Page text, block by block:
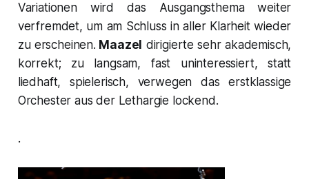
Variationen wird das Ausgangsthema weiter
verfremdet, um am Schluss in aller Klarheit wieder
zu erscheinen. Maazel dirigierte sehr akademisch,
korrekt; zu langsam, fast uninteressiert, statt
liedhaft, spielerisch, verwegen das erstklassige
Orchester aus der Lethargie lockend.
.